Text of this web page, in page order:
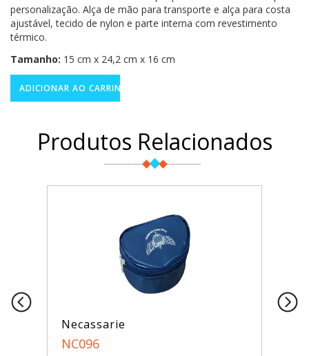
personalização. Alça de mão para transporte e alça para costa
ajustável, tecido de nylon e parte interna com revestimento
térmico.
Tamanho: 15 cm x 24,2 cm x 16 cm
Produtos Relacionados
Necassarie
NC096